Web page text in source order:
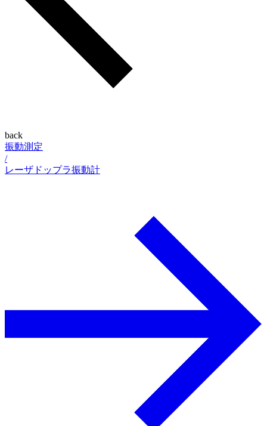
back
振動測定
/
レーザドップラ振動計